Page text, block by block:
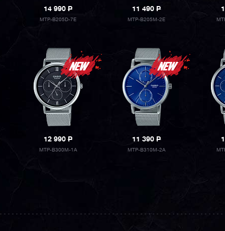
14 990P
MTP-B205D-7E
11 490P
MTP-B205M-2E
12 990P
MTP-B300M-1A
11 390P
MTP-B310M-2A